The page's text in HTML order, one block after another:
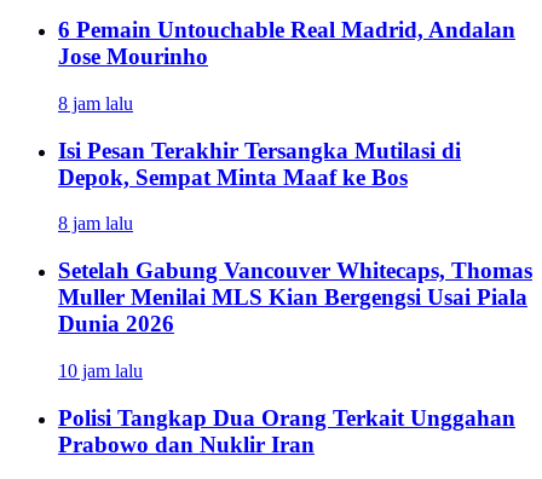
6 Pemain Untouchable Real Madrid, Andalan
Jose Mourinho
8 jam lalu
Isi Pesan Terakhir Tersangka Mutilasi di
Depok, Sempat Minta Maaf ke Bos
8 jam lalu
Setelah Gabung Vancouver Whitecaps, Thomas
Muller Menilai MLS Kian Bergengsi Usai Piala
Dunia 2026
10 jam lalu
Polisi Tangkap Dua Orang Terkait Unggahan
Prabowo dan Nuklir Iran